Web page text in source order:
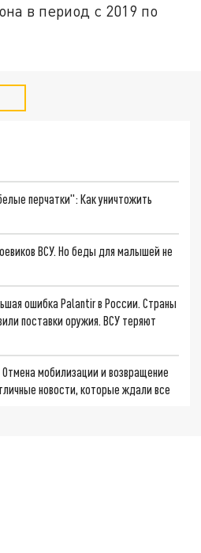
в период с 2019 по
перчатки": Как уничтожить
ВСУ. Но беды для малышей не
ошибка Palantir в России. Страны
поставки оружия. ВСУ теряют
мобилизации и возвращение
новости, которые ждали все